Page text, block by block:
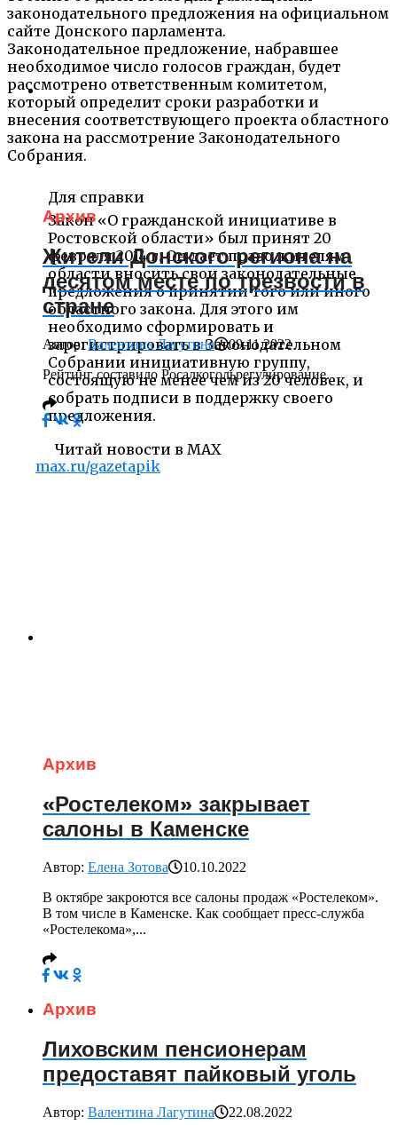
законодательного предложения на официальном
сайте Донского парламента.
Законодательное предложение, набравшее
необходимое число голосов граждан, будет
рассмотрено ответственным комитетом,
который определит сроки разработки и
внесения соответствующего проекта областного
закона на рассмотрение Законодательного
Собрания.
Для справки
Закон «О гражданской инициативе в
Ростовской области» был принят 20
февраля 2014 г. Он дает право жителям
области вносить свои законодательные
предложения о принятии того или иного
областного закона. Для этого им
необходимо сформировать и
зарегистрировать в Законодательном
Собрании инициативную группу,
состоящую не менее чем из 20 человек, и
собрать подписи в поддержку своего
предложения.
Читай новости в MAX
max.ru/gazetapik
Архив
Жители Донского региона на
десятом месте по трезвости в
стране
Автор:Валентина Лагутина
09.11.2022
Рейтинг составило Росалкогольрегулирование.
Архив
«Ростелеком» закрывает
салоны в Каменске
Автор: Елена Зотова
10.10.2022
В октябре закроются все салоны продаж «Ростелеком».
В том числе в Каменске. Как сообщает пресс-служба
«Ростелекома»,...
Архив
Лиховским пенсионерам
предоставят пайковый уголь
Автор: Валентина Лагутина
22.08.2022